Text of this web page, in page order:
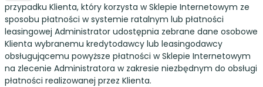
przypadku Klienta, który korzysta w Sklepie Internetowym ze
sposobu płatności w systemie ratalnym lub płatności
leasingowej Administrator udostępnia zebrane dane osobowe
Klienta wybranemu kredytodawcy lub leasingodawcy
obsługującemu powyższe płatności w Sklepie Internetowym
na zlecenie Administratora w zakresie niezbędnym do obsługi
płatności realizowanej przez Klienta.